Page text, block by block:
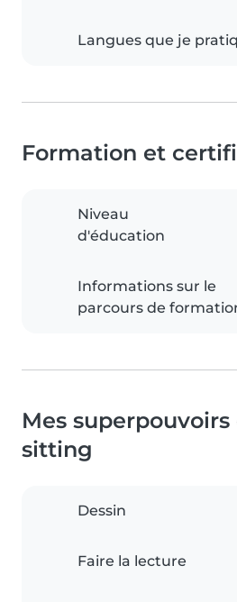
Langues que je
Formation et
Niveau
d'éducation
Informations sur le
parcours de
Mes
sitting
Dessin
Faire la lecture